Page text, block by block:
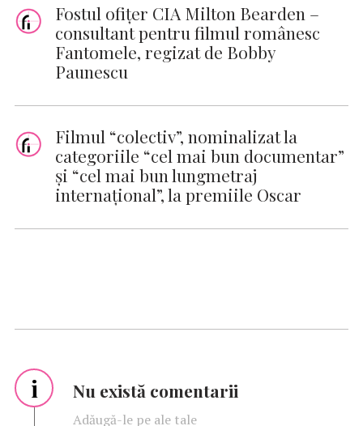
Fostul ofițer CIA Milton Bearden –
consultant pentru filmul românesc
Fantomele, regizat de Bobby
Paunescu
Filmul “colectiv”, nominalizat la
categoriile “cel mai bun documentar”
şi “cel mai bun lungmetraj
internaţional”, la premiile Oscar
i Nu există comentarii
Adăugă-le pe ale tale